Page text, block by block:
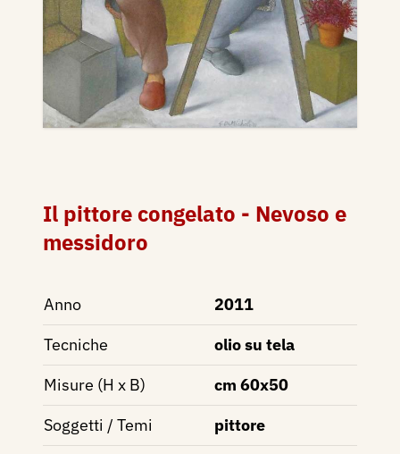
Il pittore congelato - Nevoso e
messidoro
Anno
2011
Tecniche
olio su tela
Misure (H x B)
cm 60x50
Soggetti / Temi
pittore